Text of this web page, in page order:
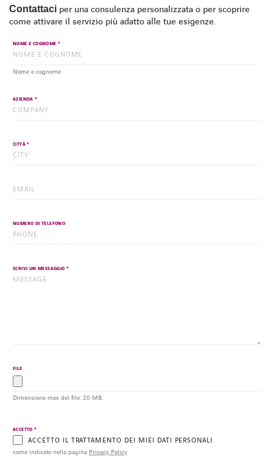
Contattaci per una consulenza personalizzata o per scoprire
come attivare il servizio più adatto alle tue esigenze.
NOME E COGNOME *
Nome e cognome
AZIENDA *
CITTÀ *
EMAIL *
NUMERO DI TELEFONO
SCRIVI UN MESSAGGIO *
FILE
Dimensione max del file: 20 MB.
ACCETTO *
ACCETTO IL TRATTAMENTO DEI MIEI DATI PERSONALI
come indicato nella pagina Privacy Policy